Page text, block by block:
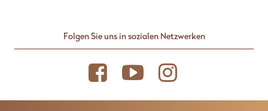
Folgen Sie uns in sozialen Netzwerken